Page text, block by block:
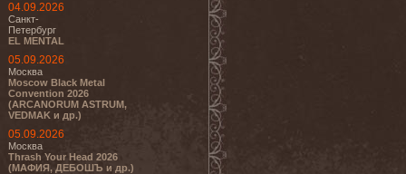
04.09.2026
Санкт-
Петербург
EL MENTAL
05.09.2026
Москва
Moscow Black Metal
Convention 2026
(ARCANORUM ASTRUM,
VEDMAK и др.)
05.09.2026
Москва
Thrash Your Head 2026
(МАФИЯ, ДЕБОШЪ и др.)